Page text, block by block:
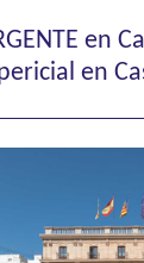
en
en